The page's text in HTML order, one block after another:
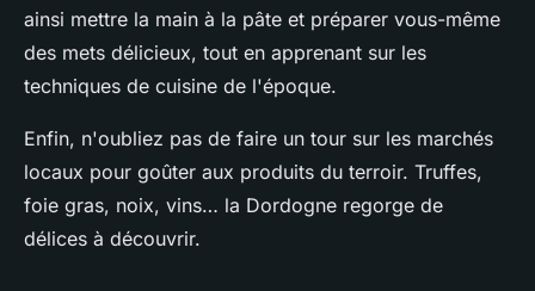
ainsi mettre la main à la pâte et préparer vous-même
des mets délicieux, tout en apprenant sur les
techniques de cuisine de l'époque.
Enfin, n'oubliez pas de faire un tour sur les marchés
locaux pour goûter aux produits du terroir. Truffes,
foie gras, noix, vins… la Dordogne regorge de
délices à découvrir.